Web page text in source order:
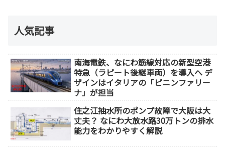
人気記事
南海電鉄、なにわ筋線対応の新型空港
特急（ラピート後継車両）を導入へ デ
ザインはイタリアの「ピニンファリー
ナ」が担当
住之江抽水所のポンプ故障で大阪は大
丈夫？ なにわ大放水路30万トンの排水
能力をわかりやすく解説